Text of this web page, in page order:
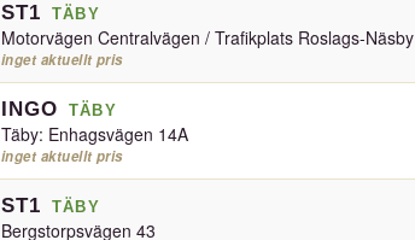
ST1 TÄBY
Motorvägen Centralvägen / Trafikplats Roslags-Näsby
inget aktuellt pris
INGO TÄBY
Täby: Enhagsvägen 14A
inget aktuellt pris
ST1 TÄBY
Bergstorpsvägen 43